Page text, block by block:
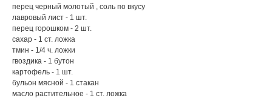
перец черный молотый , соль по вкусу
лавровый лист - 1 шт.
перец горошком - 2 шт.
сахар - 1 ст. ложка
тмин - 1/4 ч. ложки
гвоздика - 1 бутон
картофель - 1 шт.
бульон мясной - 1 стакан
масло растительное - 1 ст. ложка